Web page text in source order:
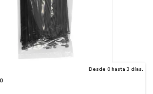
Desde 0 hasta 3 días.